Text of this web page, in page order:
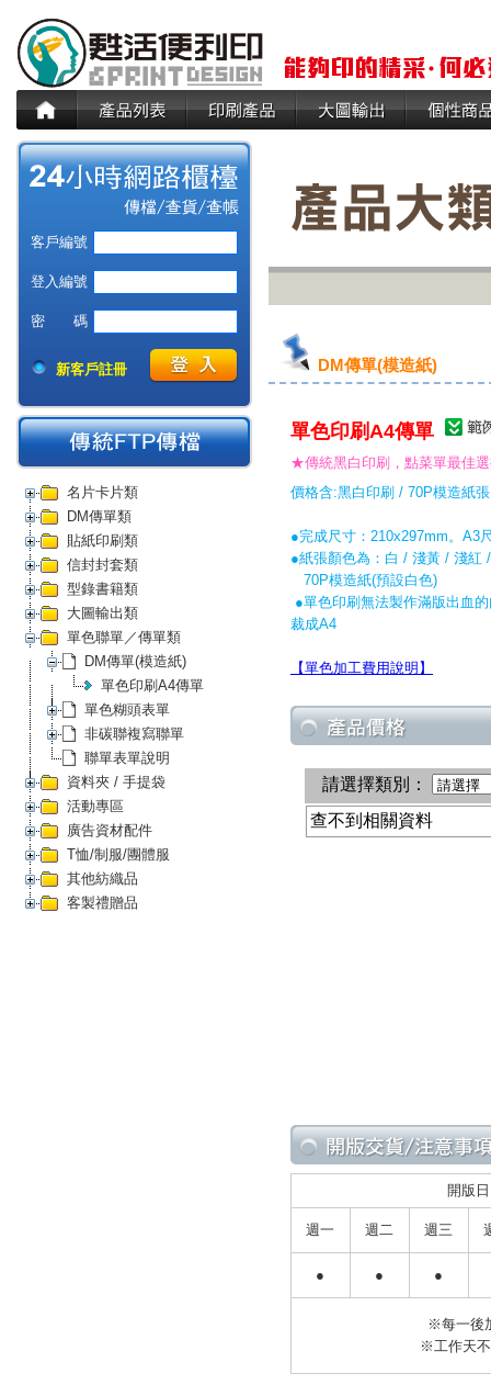
客戶編號
登入編號
密 碼
新客戶註冊
名片卡片類
DM傳單類
貼紙印刷類
信封封套類
型錄書籍類
大圖輸出類
單色聯單／傳單類
DM傳單(模造紙)
單色印刷A4傳單
單色糊頭表單
非碳聯複寫聯單
聯單表單說明
資料夾 / 手提袋
活動專區
廣告資材配件
T恤/制服/團體服
其他紡織品
客製禮贈品
DM傳單(模造紙)
單色印刷A4傳單
★傳統黑白印刷，點菜單最佳
價格含:黑白印刷 / 70P模造紙張
●完成尺寸：210x297mm。A3
●紙張顏色為：白 / 淺黃 / 淺紅
70P模造紙(預設白色)
●單色印刷無法製作滿版出血
裁成A4
【單色加工費用說明】
開版日
週一 週二 週三
● ● ●
※每一後
※工作天